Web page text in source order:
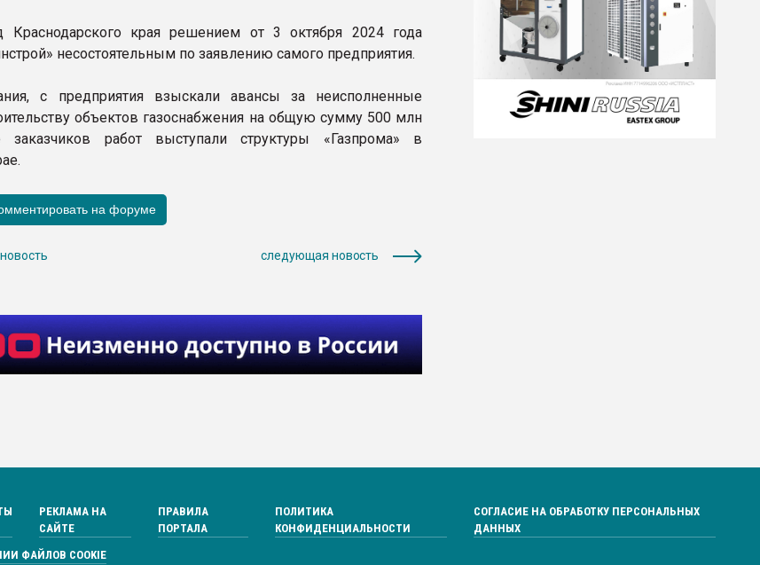
Краснодарского края решением от 3 октября 2024 года
несостоятельным по заявлению самого предприятия.
с предприятия взыскали авансы за неисполненные
объектов газоснабжения на общую сумму 500 млн
работ выступали структуры «Газпрома» в
следующая новость
РЕКЛАМА НА
САЙТЕ
ПРАВИЛА
ПОРТАЛА
ПОЛИТИКА
КОНФИДЕНЦИАЛЬНОСТИ
СОГЛАСИЕ НА ОБРАБОТКУ ПЕРСОНАЛЬНЫХ
ДАННЫХ
ФАЙЛОВ COOKIE